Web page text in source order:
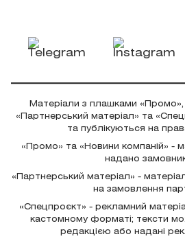
Матеріали з плашками «Промо»,
«Партнерський матеріал» та
та публікуються на
«Промо» та «Новини компаній» -
надано
«Партнерський матеріал» -
на замовлення
«Спецпроєкт» - рекламний
кастомному форматі; тексти
редакцією або надані